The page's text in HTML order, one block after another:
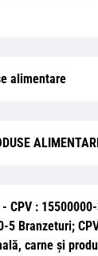
alimentare
- CPV :
5 Branzeturi;
carne şi